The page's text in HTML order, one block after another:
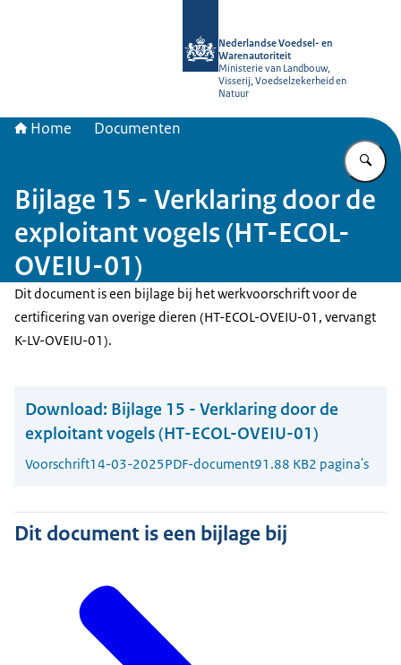
Nederlandse Voedsel- en
Warenautoriteit
Ministerie van Landbouw,
Visserij, Voedselzekerheid en
Natuur
Home Documenten
Bijlage 15 - Verklaring door de
exploitant vogels (HT-ECOL-
OVEIU-01)
Dit document is een bijlage bij het werkvoorschrift voor de
certificering van overige dieren (HT-ECOL-OVEIU-01, vervangt
K-LV-OVEIU-01).
Download: Bijlage 15 - Verklaring door de
exploitant vogels (HT-ECOL-OVEIU-01)
Voorschrift14-03-2025PDF-document91.88 KB2 pagina's
Dit document is een bijlage bij